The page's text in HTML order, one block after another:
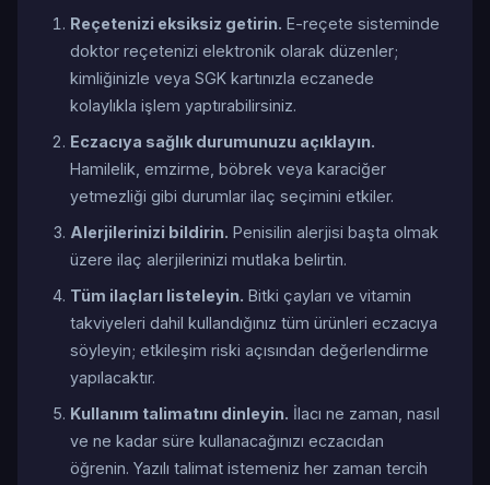
Reçetenizi eksiksiz getirin. E-reçete sisteminde
doktor reçetenizi elektronik olarak düzenler;
kimliğinizle veya SGK kartınızla eczanede
kolaylıkla işlem yaptırabilirsiniz.
Eczacıya sağlık durumunuzu açıklayın.
Hamilelik, emzirme, böbrek veya karaciğer
yetmezliği gibi durumlar ilaç seçimini etkiler.
Alerjilerinizi bildirin. Penisilin alerjisi başta olmak
üzere ilaç alerjilerinizi mutlaka belirtin.
Tüm ilaçları listeleyin. Bitki çayları ve vitamin
takviyeleri dahil kullandığınız tüm ürünleri eczacıya
söyleyin; etkileşim riski açısından değerlendirme
yapılacaktır.
Kullanım talimatını dinleyin. İlacı ne zaman, nasıl
ve ne kadar süre kullanacağınızı eczacıdan
öğrenin. Yazılı talimat istemeniz her zaman tercih